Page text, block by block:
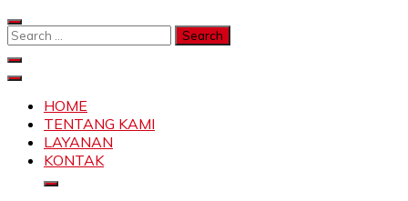
Skip
to
Search
SKYLIFTHOME
TENTANG KAMI
LAYANAN
KONTAK